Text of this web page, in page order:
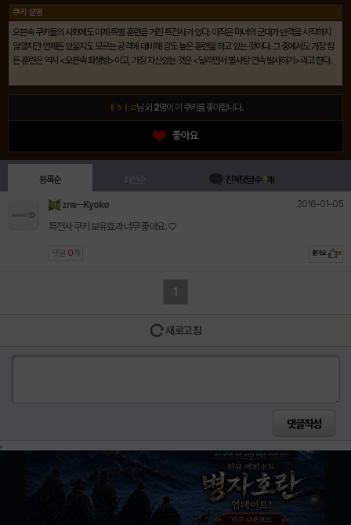
쿠키 설명
오븐속 쿠키들의 사회에도 이제 특별 훈련을 거친 특전사가 있다. 아직은 마녀의 군대가 반격을 시작하지
않았지만 언제든 있을지도 모르는 공격에 대비해 강도 높은 훈련을 하고 있는 것이다. 그 중에서도 가장 힘
든 훈련은 역시 <오븐속 화생방>이고, 가장 자신있는 것은 <달리면서 별사탕 연속 발사하기>라고 한다.
ㅔㅎㅏㄹ님 외 2명이 이 쿠키를 좋아합니다.
등록순 최신순 전체댓글수1 개
znsㅡKyoko 2016-01-05
특전사 쿠키 보유효과 너무 좋아요. ♡
댓글 0 개 좋아요 0
1
새로고침